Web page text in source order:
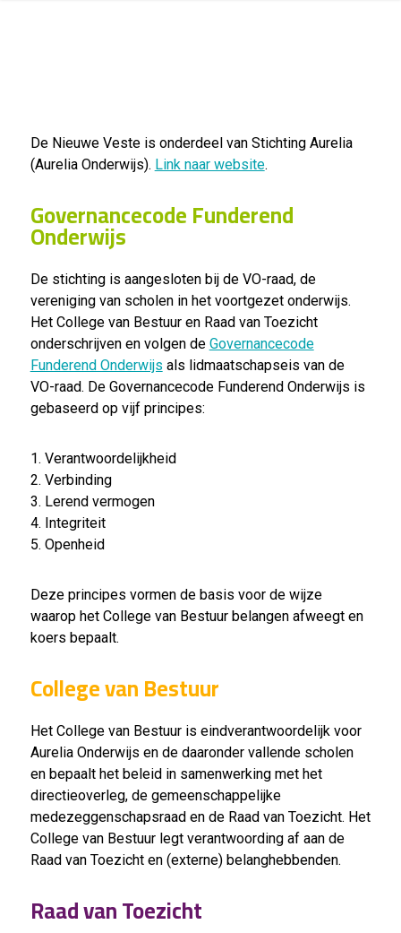
De Nieuwe Veste is onderdeel van Stichting Aurelia
(Aurelia Onderwijs). Link naar website.
Governancecode Funderend
Onderwijs
De stichting is aangesloten bij de VO-raad, de
vereniging van scholen in het voortgezet onderwijs.
Het College van Bestuur en Raad van Toezicht
onderschrijven en volgen de Governancecode
Funderend Onderwijs als lidmaatschapseis van de
VO-raad. De Governancecode Funderend Onderwijs is
gebaseerd op vijf principes:
1. Verantwoordelijkheid
2. Verbinding
3. Lerend vermogen
4. Integriteit
5. Openheid
Deze principes vormen de basis voor de wijze
waarop het College van Bestuur belangen afweegt en
koers bepaalt.
College van Bestuur
Het College van Bestuur is eindverantwoordelijk voor
Aurelia Onderwijs en de daaronder vallende scholen
en bepaalt het beleid in samenwerking met het
directieoverleg, de gemeenschappelijke
medezeggenschapsraad en de Raad van Toezicht. Het
College van Bestuur legt verantwoording af aan de
Raad van Toezicht en (externe) belanghebbenden.
Raad van Toezicht